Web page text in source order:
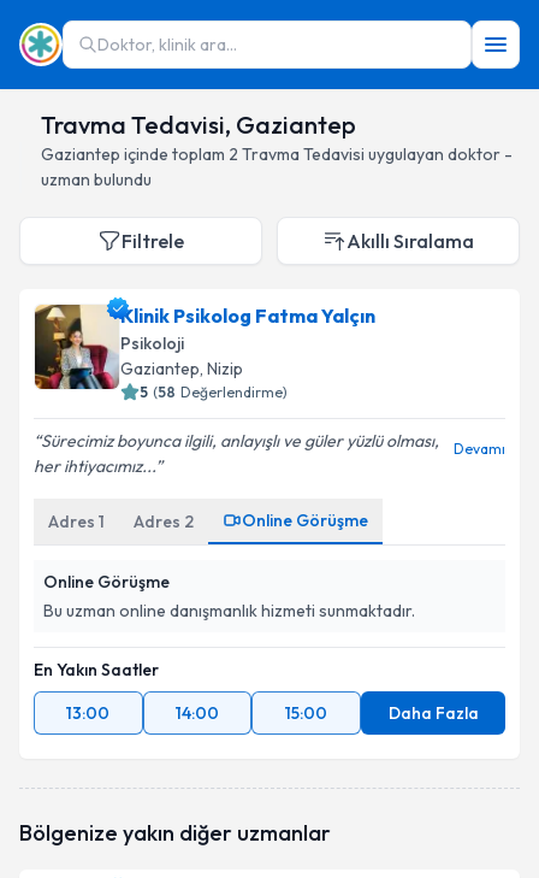
Doktor, klinik ara...
Travma Tedavisi, Gaziantep
Gaziantep içinde toplam 2 Travma Tedavisi uygulayan doktor -
uzman bulundu
Filtrele Akıllı Sıralama
Klinik Psikolog Fatma Yalçın
Psikoloji
Gaziantep, Nizip
5 (58 Değerlendirme)
Sürecimiz boyunca ilgili, anlayışlı ve güler yüzlü olması,
her ihtiyacımız...
Devamı
Adres 1 Adres 2 Online Görüşme
Online Görüşme
Bu uzman online danışmanlık hizmeti sunmaktadır.
En Yakın Saatler
13:00
14:00 15:00 Daha Fazla
Bölgenize yakın diğer uzmanlar